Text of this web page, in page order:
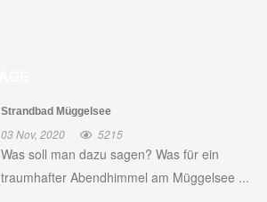
Strandbad Müggelsee
03 Nov, 2020 5215
Was soll man dazu sagen? Was für ein
traumhafter Abendhimmel am Müggelsee ...